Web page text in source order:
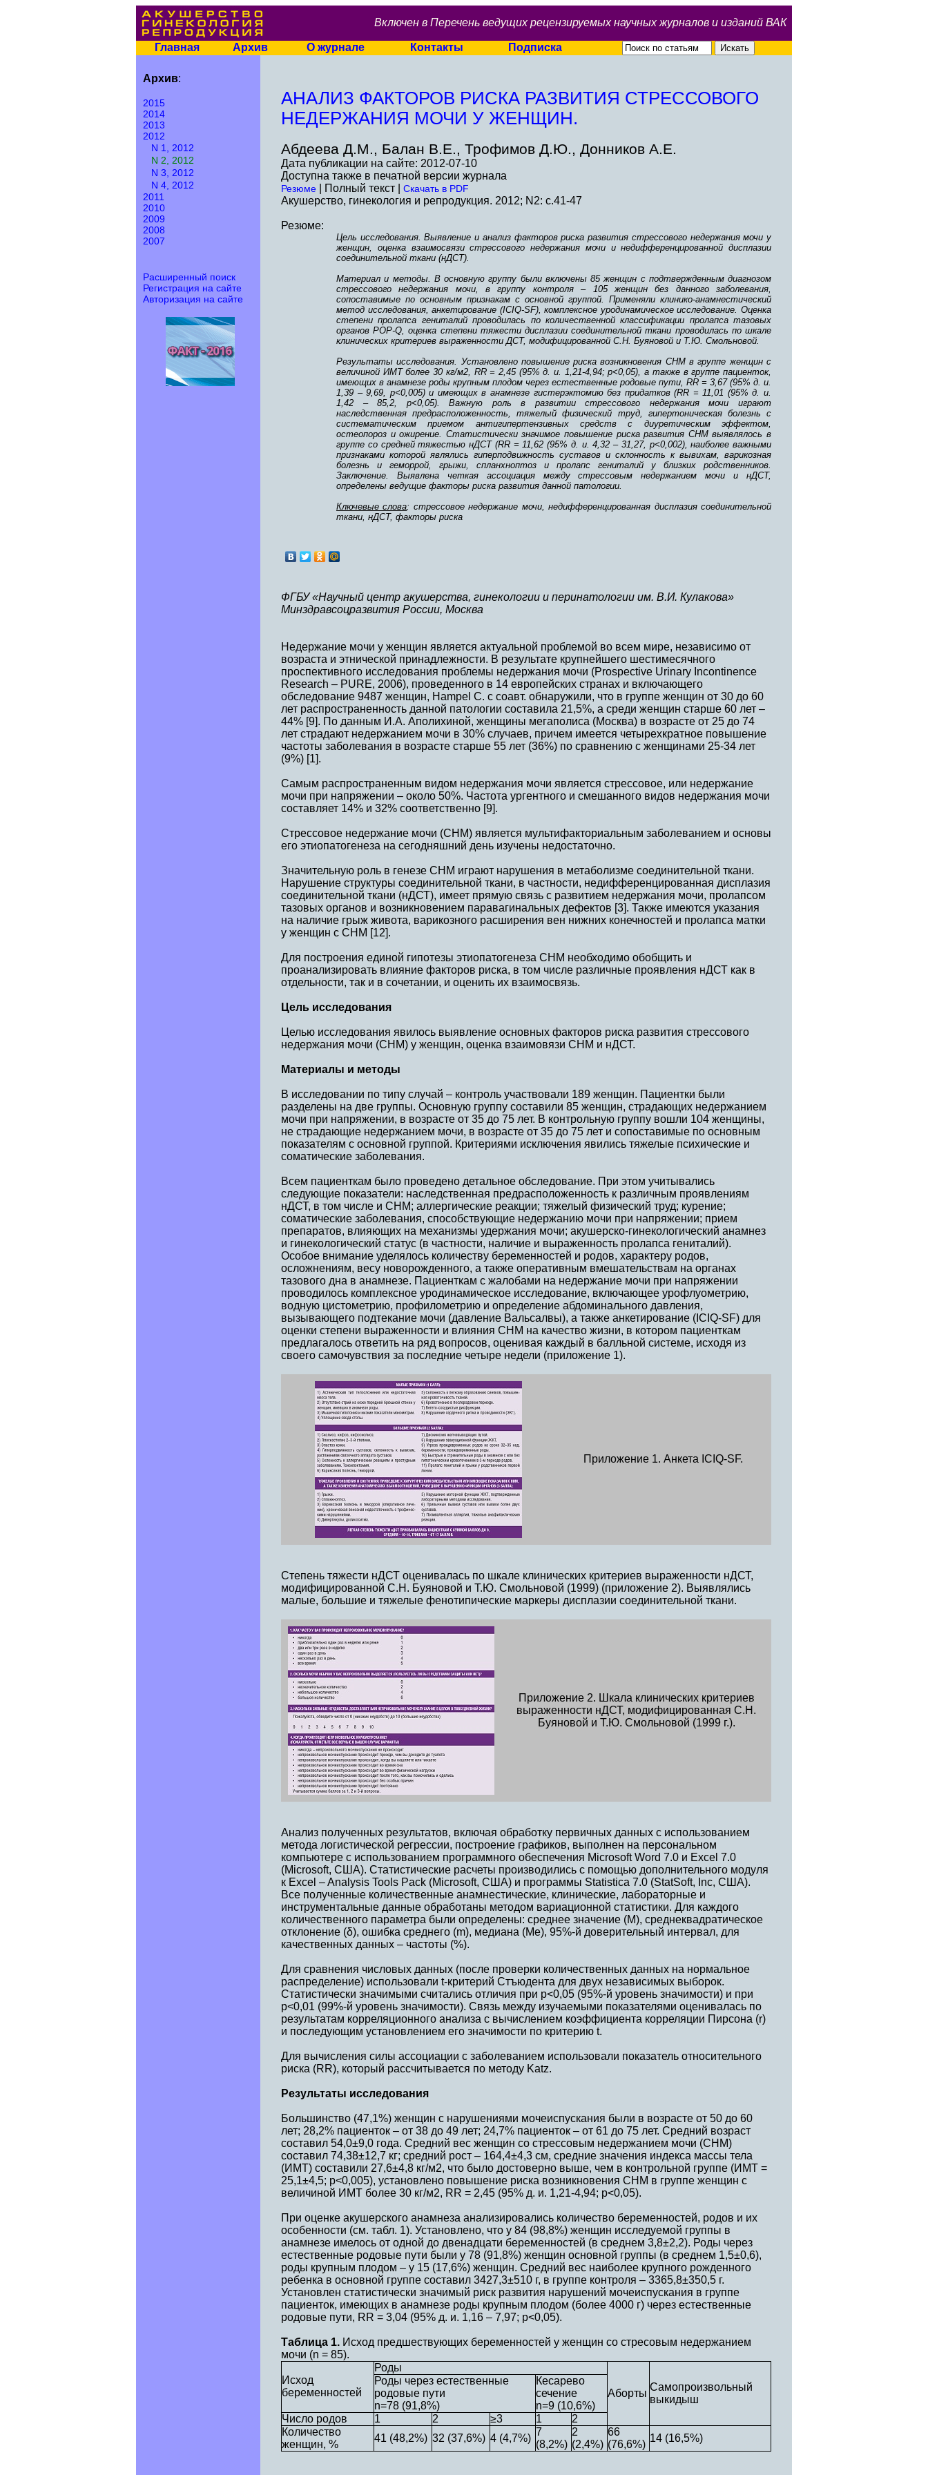
Включен в Перечень ведущих рецензируемых научных журналов и изданий ВАК
Главная Архив О журнале Контакты Подписка
Архив:
2015
2014
2013
2012
N 1, 2012
N 2, 2012
N 3, 2012
N 4, 2012
2011
2010
2009
2008
2007
Расширенный поиск
Регистрация на сайте
Авторизация на сайте
АНАЛИЗ ФАКТОРОВ РИСКА РАЗВИТИЯ СТРЕССОВОГО
НЕДЕРЖАНИЯ МОЧИ У ЖЕНЩИН.
Абдеева Д.М., Балан В.Е., Трофимов Д.Ю., Донников А.Е.
Дата публикации на сайте: 2012-07-10
Доступна также в печатной версии журнала
Резюме | Полный текст | Скачать в PDF
Акушерство, гинекология и репродукция. 2012; N2: c.41-47
Резюме:
Цель исследования. Выявление и анализ факторов риска развития стрессового недержания мочи у
женщин, оценка взаимосвязи стрессового недержания мочи и недифференцированной дисплазии
соединительной ткани (нДСТ).
Материал и методы. В основную группу были включены 85 женщин с подтвержденным диагнозом
стрессового недержания мочи, в группу контроля – 105 женщин без данного заболевания,
сопоставимые по основным признакам с основной группой. Применяли клинико-анамнестический
метод исследования, анкетирование (ICIQ-SF), комплексное уродинамическое исследование. Оценка
степени пролапса гениталий проводилась по количественной классификации пролапса тазовых
органов POP-Q, оценка степени тяжести дисплазии соединительной ткани проводилась по шкале
клинических критериев выраженности ДСТ, модифицированной С.Н. Буяновой и Т.Ю. Смольновой.
Результаты исследования. Установлено повышение риска возникновения СНМ в группе женщин с
величиной ИМТ более 30 кг/м2, RR = 2,45 (95% д. и. 1,21-4,94; р<0,05), а также в группе пациенток,
имеющих в анамнезе роды крупным плодом через естественные родовые пути, RR = 3,67 (95% д. и.
1,39 – 9,69, р<0,005) и имеющих в анамнезе гистерэктомию без придатков (RR = 11,01 (95% д. и.
1,42 – 85,2, р<0,05). Важную роль в развитии стрессового недержания мочи играют
наследственная предрасположенность, тяжелый физический труд, гипертоническая болезнь с
систематическим приемом антигипертензивных средств с диуретическим эффектом,
остеопороз и ожирение. Статистически значимое повышение риска развития СНМ выявлялось в
группе со средней тяжестью нДСТ (RR = 11,62 (95% д. и. 4,32 – 31,27, р<0,002), наиболее важными
признаками которой являлись гиперподвижность суставов и склонность к вывихам, варикозная
болезнь и геморрой, грыжи, спланхноптоз и пролапс гениталий у близких родственников.
Заключение. Выявлена четкая ассоциация между стрессовым недержанием мочи и нДСТ,
определены ведущие факторы риска развития данной патологии.
Ключевые слова: стрессовое недержание мочи, недифференцированная дисплазия соединительной
ткани, нДСТ, факторы риска
ФГБУ «Научный центр акушерства, гинекологии и перинатологии им. В.И. Кулакова»
Минздравсоцразвития России, Москва
Недержание мочи у женщин является актуальной проблемой во всем мире, независимо от
возраста и этнической принадлежности. В результате крупнейшего шестимесячного
проспективного исследования проблемы недержания мочи (Prospective Urinary Incontinence
Research – PURE, 2006), проведенного в 14 европейских странах и включающего
обследование 9487 женщин, Hampel C. с соавт. обнаружили, что в группе женщин от 30 до 60
лет распространенность данной патологии составила 21,5%, а среди женщин старше 60 лет –
44% [9]. По данным И.А. Аполихиной, женщины мегаполиса (Москва) в возрасте от 25 до 74
лет страдают недержанием мочи в 30% случаев, причем имеется четырехкратное повышение
частоты заболевания в возрасте старше 55 лет (36%) по сравнению с женщинами 25-34 лет
(9%) [1].
Самым распространенным видом недержания мочи является стрессовое, или недержание
мочи при напряжении – около 50%. Частота ургентного и смешанного видов недержания мочи
составляет 14% и 32% соответственно [9].
Стрессовое недержание мочи (СНМ) является мультифакториальным заболеванием и основы
его этиопатогенеза на сегодняшний день изучены недостаточно.
Значительную роль в генезе СНМ играют нарушения в метаболизме соединительной ткани.
Нарушение структуры соединительной ткани, в частности, недифференцированная дисплазия
соединительной ткани (нДСТ), имеет прямую связь с развитием недержания мочи, пролапсом
тазовых органов и возникновением паравагинальных дефектов [3]. Также имеются указания
на наличие грыж живота, варикозного расширения вен нижних конечностей и пролапса матки
у женщин с СНМ [12].
Для построения единой гипотезы этиопатогенеза СНМ необходимо обобщить и
проанализировать влияние факторов риска, в том числе различные проявления нДСТ как в
отдельности, так и в сочетании, и оценить их взаимосвязь.
Цель исследования
Целью исследования явилось выявление основных факторов риска развития стрессового
недержания мочи (СНМ) у женщин, оценка взаимовязи СНМ и нДСТ.
Материалы и методы
В исследовании по типу случай – контроль участвовали 189 женщин. Пациентки были
разделены на две группы. Основную группу составили 85 женщин, страдающих недержанием
мочи при напряжении, в возрасте от 35 до 75 лет. В контрольную группу вошли 104 женщины,
не страдающие недержанием мочи, в возрасте от 35 до 75 лет и сопоставимые по основным
показателям с основной группой. Критериями исключения явились тяжелые психические и
соматические заболевания.
Всем пациенткам было проведено детальное обследование. При этом учитывались
следующие показатели: наследственная предрасположенность к различным проявлениям
нДСТ, в том числе и СНМ; аллергические реакции; тяжелый физический труд; курение;
соматические заболевания, способствующие недержанию мочи при напряжении; прием
препаратов, влияющих на механизмы удержания мочи; акушерско-гинекологический анамнез
и гинекологический статус (в частности, наличие и выраженность пролапса гениталий).
Особое внимание уделялось количеству беременностей и родов, характеру родов,
осложнениям, весу новорожденного, а также оперативным вмешательствам на органах
тазового дна в анамнезе. Пациенткам с жалобами на недержание мочи при напряжении
проводилось комплексное уродинамическое исследование, включающее урофлуометрию,
водную цистометрию, профилометрию и определение абдоминального давления,
вызывающего подтекание мочи (давление Вальсалвы), а также анкетирование (ICIQ-SF) для
оценки степени выраженности и влияния СНМ на качество жизни, в котором пациенткам
предлагалось ответить на ряд вопросов, оценивая каждый в балльной системе, исходя из
своего самочувствия за последние четыре недели (приложение 1).
Приложение 1. Анкета ICIQ-SF.
Степень тяжести нДСТ оценивалась по шкале клинических критериев выраженности нДСТ,
модифицированной С.Н. Буяновой и Т.Ю. Смольновой (1999) (приложение 2). Выявлялись
малые, большие и тяжелые фенотипические маркеры дисплазии соединительной ткани.
Приложение 2. Шкала клинических критериев
выраженности нДСТ, модифицированная С.Н.
Буяновой и Т.Ю. Смольновой (1999 г.).
Анализ полученных результатов, включая обработку первичных данных с использованием
метода логистической регрессии, построение графиков, выполнен на персональном
компьютере с использованием программного обеспечения Microsoft Word 7.0 и Excel 7.0
(Microsoft, США). Статистические расчеты производились с помощью дополнительного модуля
к Excel – Analysis Tools Pack (Microsoft, США) и программы Statistica 7.0 (StatSoft, Inc, США).
Все полученные количественные анамнестические, клинические, лабораторные и
инструментальные данные обработаны методом вариационной статистики. Для каждого
количественного параметра были определены: среднее значение (М), среднеквадратическое
отклонение (δ), ошибка среднего (m), медиана (Ме), 95%-й доверительный интервал, для
качественных данных – частоты (%).
Для сравнения числовых данных (после проверки количественных данных на нормальное
распределение) использовали t-критерий Стъюдента для двух независимых выборок.
Статистически значимыми считались отличия при р<0,05 (95%-й уровень значимости) и при
p<0,01 (99%-й уровень значимости). Связь между изучаемыми показателями оценивалась по
результатам корреляционного анализа с вычислением коэффициента корреляции Пирсона (r)
и последующим установлением его значимости по критерию t.
Для вычисления силы ассоциации с заболеванием использовали показатель относительного
риска (RR), который рассчитывается по методу Katz.
Результаты исследования
Большинство (47,1%) женщин с нарушениями мочеиспускания были в возрасте от 50 до 60
лет; 28,2% пациенток – от 38 до 49 лет; 24,7% пациенток – от 61 до 75 лет. Средний возраст
составил 54,0±9,0 года. Средний вес женщин со стрессовым недержанием мочи (СНМ)
составил 74,38±12,7 кг; средний рост – 164,4±4,3 см, средние значения индекса массы тела
(ИМТ) составили 27,6±4,8 кг/м2, что было достоверно выше, чем в контрольной группе (ИМТ =
25,1±4,5; р<0,005), установлено повышение риска возникновения СНМ в группе женщин с
величиной ИМТ более 30 кг/м2, RR = 2,45 (95% д. и. 1,21-4,94; р<0,05).
При оценке акушерского анамнеза анализировались количество беременностей, родов и их
особенности (см. табл. 1). Установлено, что у 84 (98,8%) женщин исследуемой группы в
анамнезе имелось от одной до двенадцати беременностей (в среднем 3,8±2,2). Роды через
естественные родовые пути были у 78 (91,8%) женщин основной группы (в среднем 1,5±0,6),
роды крупным плодом – у 15 (17,6%) женщин. Средний вес наиболее крупного рожденного
ребенка в основной группе составил 3427,3±510 г, в группе контроля – 3365,8±350,5 г.
Установлен статистически значимый риск развития нарушений мочеиспускания в группе
пациенток, имеющих в анамнезе роды крупным плодом (более 4000 г) через естественные
родовые пути, RR = 3,04 (95% д. и. 1,16 – 7,97; р<0,05).
Таблица 1. Исход предшествующих беременностей у женщин со стресовым недержанием
мочи (n = 85).
Исход
беременностей
Роды
Аборты
Самопроизвольный
выкидыш
Роды через естественные
родовые пути
n=78 (91,8%)
Кесарево
сечение
n=9 (10,6%)
Число родов
1 2 ≥3 1
2
Количество
женщин, %
41 (48,2%) 32 (37,6%) 4 (4,7%)
7
(8,2%)
2
(2,4%)
66
(76,6%)
14 (16,5%)